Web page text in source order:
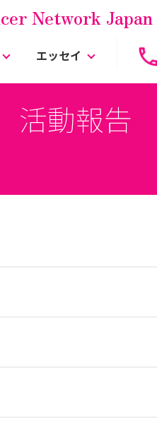
Network Japan
エッセイ
活動報告